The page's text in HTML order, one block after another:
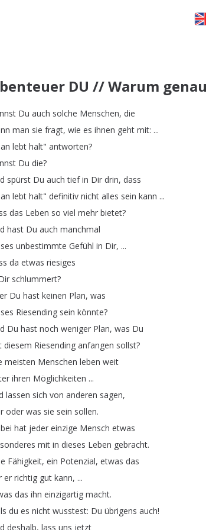
DU // Warum
Du auch solche Menschen, die
man sie fragt, wie es ihnen geht mit: ...
lebt halt" antworten?
Du die?
spürst Du auch tief in Dir drin, dass
lebt halt" definitiv nicht alles sein kann ...
das Leben so viel mehr bietet?
hast Du auch manchmal
unbestimmte Gefühl in Dir, ...
da etwas riesiges
schlummert?
Du hast keinen Plan, was
Riesending sein könnte?
Du hast noch weniger Plan, was Du
diesem Riesending anfangen sollst?
meisten Menschen leben weit
ihren Möglichkeiten ...
lassen sich von anderen sagen,
oder was sie sein sollen.
hat jeder einzige Mensch etwas
mit in dieses Leben gebracht.
Fähigkeit, ein Potenzial, etwas das
er richtig gut kann, ...
das ihn einzigartig macht.
du es nicht wusstest: Du übrigens auch!
deshalb, lass uns jetzt